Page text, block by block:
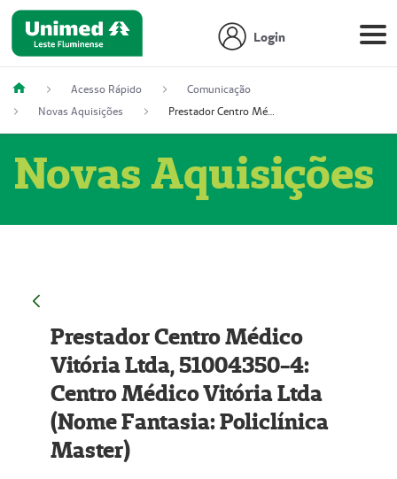
Login
Acesso Rápido
Comunicação
Novas Aquisições
Prestador Centro Médico Vitória Ltda, 51004350-4: Centro Médico Vitória Ltda (Nome Fantasia: Policlínica Master)
Novas Aquisições
Prestador Centro Médico
Vitória Ltda, 51004350-4:
Centro Médico Vitória Ltda
(Nome Fantasia: Policlínica
Master)